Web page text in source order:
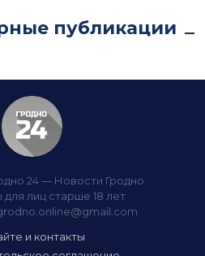
публикации
24 — Новости Гродно
лиц старше 18 лет
и контакты